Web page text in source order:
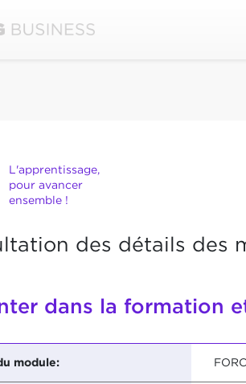
L'apprentissage,
pour avancer
ensemble !
des détails des
dans la formation
module: